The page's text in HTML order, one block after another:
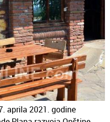
aprila 2021. godine